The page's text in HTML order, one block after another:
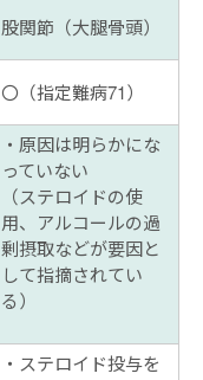
股関節（大腿骨頭）
〇（指定難病71）
原因は明らかにな
っていない
（ステロイドの使
用、アルコールの過
剰摂取などが要因と
して指摘されてい
る）
ステロイド投与を